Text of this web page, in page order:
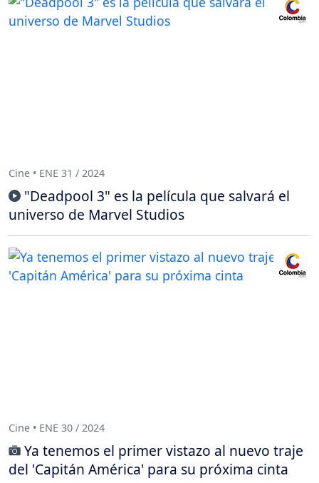
Cine • ENE 31 / 2024
"Deadpool 3" es la película que salvará el
universo de Marvel Studios
Cine • ENE 30 / 2024
Ya tenemos el primer vistazo al nuevo traje
del 'Capitán América' para su próxima cinta